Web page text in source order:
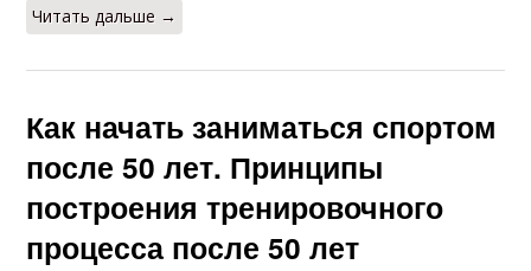
Читать дальше →
Как начать заниматься спортом
после 50 лет. Принципы
построения тренировочного
процесса после 50 лет